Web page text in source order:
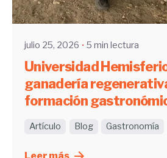
UHE
julio 25, 2026 5 min lectura
Universidad
ganadería
formación
Artículo Blog Gastronomía